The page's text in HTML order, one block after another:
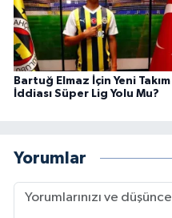
Bartuğ Elmaz İçin Yeni Takım
İddiası Süper Lig Yolu Mu?
Yorumlar